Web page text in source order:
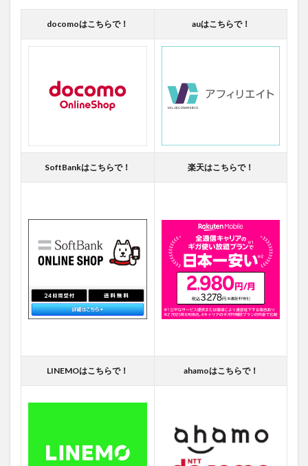
docomoはこちらで！ auはこちらで！
SoftBankはこちらで！ 楽天はこちらで！
LINEMOはこちらで！ ahamoはこちらで！